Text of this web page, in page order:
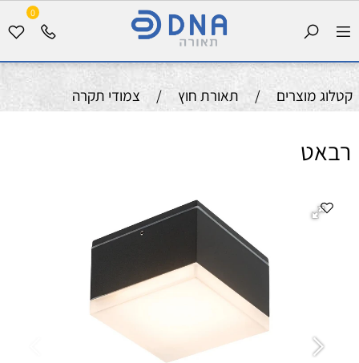
0
קטלוג מוצרים / תאורת חוץ / צמודי תקרה
רבאט